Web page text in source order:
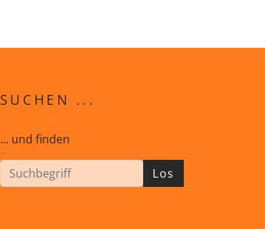
SUCHEN ...
... und finden
Los